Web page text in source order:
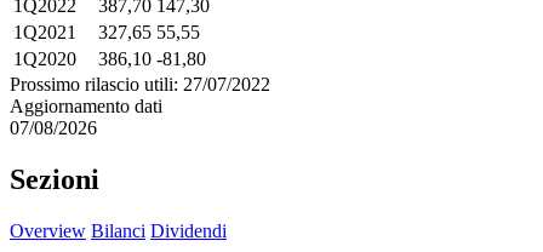
1Q2022
387,70 147,30
1Q2021
327,65 55,55
1Q2020
386,10 -81,80
Prossimo rilascio utili: 27/07/2022
Aggiornamento dati
07/08/2026
Sezioni
Overview Bilanci Dividendi